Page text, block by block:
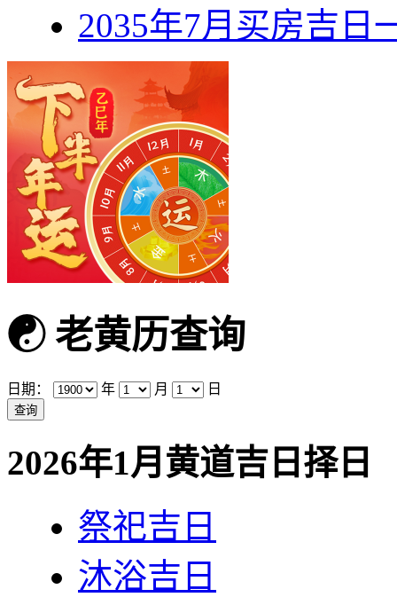
2035年7月买房吉日
☯老黄历查询
日期： 年 月 日
2026年1月黄道吉日择日
祭祀吉日
沐浴吉日